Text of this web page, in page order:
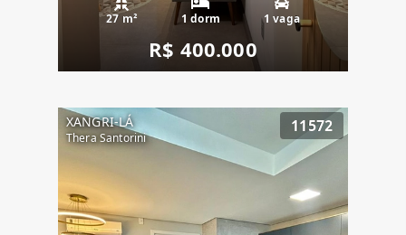
27 m² 1 dorm 1 vaga
R$ 400.000
XANGRI-LÁ
Thera Santorini
11572